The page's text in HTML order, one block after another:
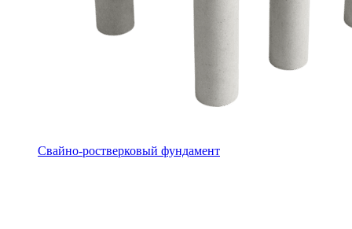
Свайно-ростверковый фундамент